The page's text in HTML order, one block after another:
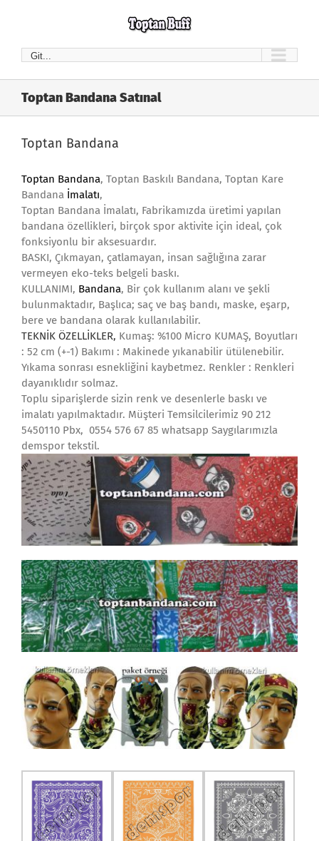
Git...
Toptan Bandana Satınal
Toptan Bandana
Toptan Bandana, Toptan Baskılı Bandana, Toptan Kare
Bandana İmalatı,
Toptan Bandana İmalatı, Fabrikamızda üretimi yapılan
bandana özellikleri, birçok spor aktivite için ideal, çok
fonksiyonlu bir aksesuardır.
BASKI, Çıkmayan, çatlamayan, insan sağlığına zarar
vermeyen eko-teks belgeli baskı.
KULLANIMI, Bandana, Bir çok kullanım alanı ve şekli
bulunmaktadır, Başlıca; saç ve baş bandı, maske, eşarp,
bere ve bandana olarak kullanılabilir.
TEKNİK ÖZELLİKLER, Kumaş: %100 Micro KUMAŞ, Boyutları
: 52 cm (+-1) Bakımı : Makinede yıkanabilir ütülenebilir.
Yıkama sonrası esnekliğini kaybetmez. Renkler : Renkleri
dayanıklıdır solmaz.
Toplu siparişlerde sizin renk ve desenlerle baskı ve
imalatı yapılmaktadır. Müşteri Temsilcilerimiz 90 212
5450110 Pbx, 0554 576 67 85 whatsapp Saygılarımızla
demspor tekstil.